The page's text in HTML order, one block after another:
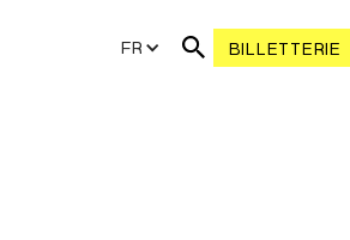
FR BILLETTERIE